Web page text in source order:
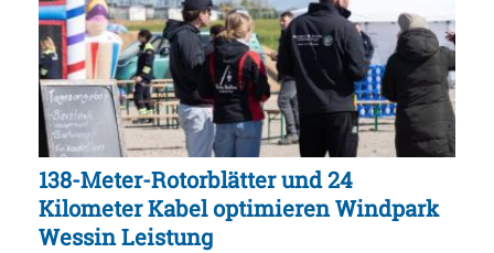
138-Meter-Rotorblätter und 24
Kilometer Kabel optimieren Windpark
Wessin Leistung